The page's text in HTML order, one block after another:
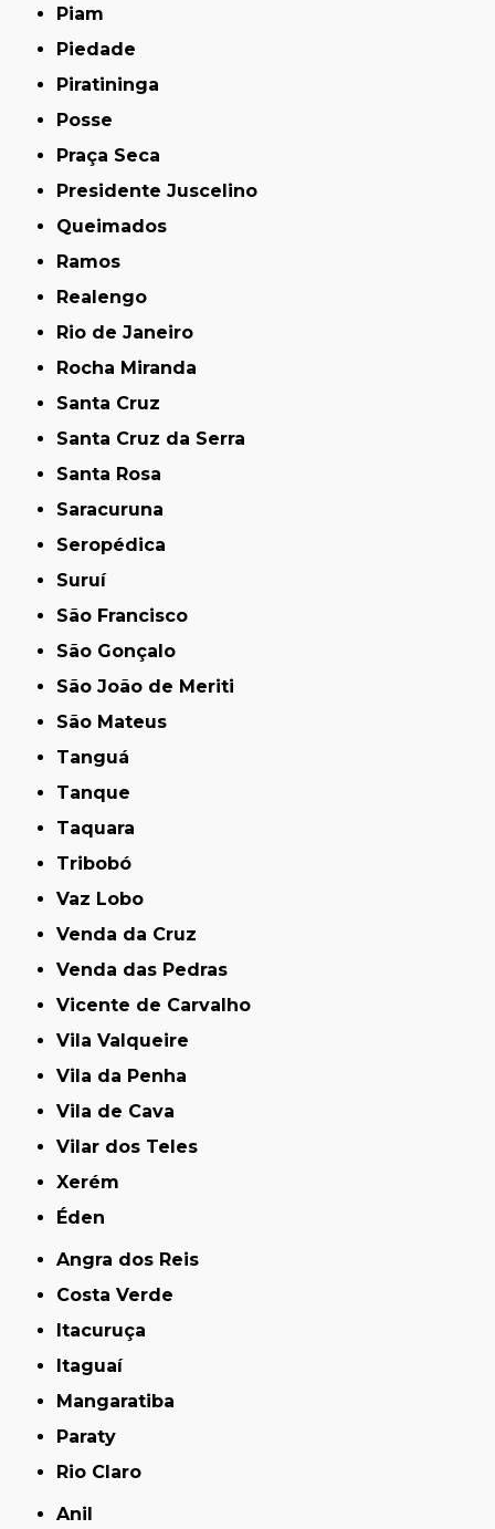
Piam
Piedade
Piratininga
Posse
Praça Seca
Presidente Juscelino
Queimados
Ramos
Realengo
Rio de Janeiro
Rocha Miranda
Santa Cruz
Santa Cruz da Serra
Santa Rosa
Saracuruna
Seropédica
Suruí
São Francisco
São Gonçalo
São João de Meriti
São Mateus
Tanguá
Tanque
Taquara
Tribobó
Vaz Lobo
Venda da Cruz
Venda das Pedras
Vicente de Carvalho
Vila Valqueire
Vila da Penha
Vila de Cava
Vilar dos Teles
Xerém
Éden
Angra dos Reis
Costa Verde
Itacuruça
Itaguaí
Mangaratiba
Paraty
Rio Claro
Anil